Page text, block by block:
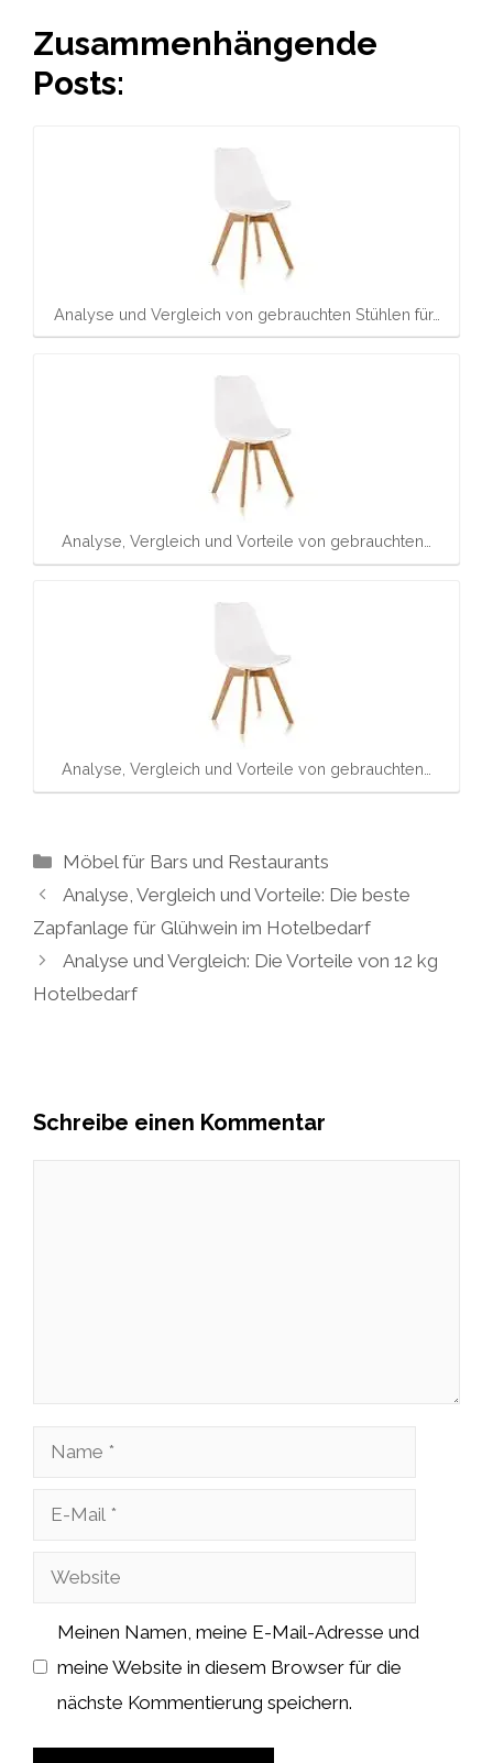
Zusammenhängende
Posts:
Analyse und Vergleich von gebrauchten Stühlen für…
Analyse, Vergleich und Vorteile von gebrauchten…
Analyse, Vergleich und Vorteile von gebrauchten…
Kategorien
Möbel für Bars und Restaurants
Analyse, Vergleich und Vorteile: Die beste
Zapfanlage für Glühwein im Hotelbedarf
Analyse und Vergleich: Die Vorteile von 12 kg
Hotelbedarf
Schreibe einen Kommentar
Name
Website
Meinen Namen, meine E-Mail-Adresse und
meine Website in diesem Browser für die
nächste Kommentierung speichern.